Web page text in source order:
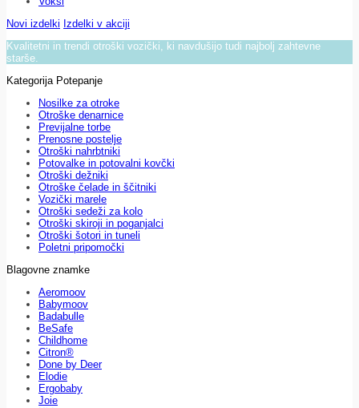
Novi izdelki Izdelki v akciji
Kvalitetni in trendi otroški vozički, ki navdušijo tudi najbolj zahtevne
starše.
Kategorija Potepanje
Nosilke za otroke
Otroške denarnice
Previjalne torbe
Prenosne postelje
Otroški nahrbtniki
Potovalke in potovalni kovčki
Otroški dežniki
Otroške čelade in ščitniki
Vozički marele
Otroški sedeži za kolo
Otroški skiroji in poganjalci
Otroški šotori in tuneli
Poletni pripomočki
Blagovne znamke
Aeromoov
Babymoov
Badabulle
BeSafe
Childhome
Citron®
Done by Deer
Elodie
Ergobaby
Joie